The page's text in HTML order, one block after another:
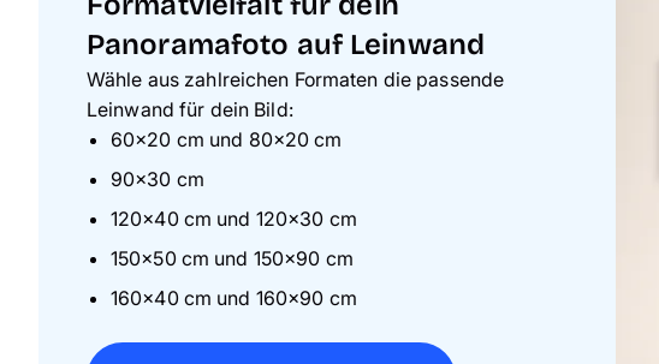
Panoramafoto auf Leinwand
Wähle aus zahlreichen Formaten die passende
Leinwand für dein Bild:
60×20 cm und 80×20 cm
90×30 cm
120×40 cm und 120×30 cm
150×50 cm und 150×90 cm
160×40 cm und 160×90 cm